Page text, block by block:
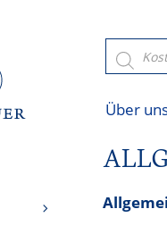
Products
search
Über